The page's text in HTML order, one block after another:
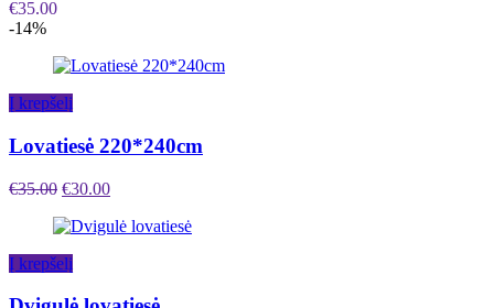
€35.00
-14%
Į krepšelį
Lovatiesė 220*240cm
€35.00 €30.00
Į krepšelį